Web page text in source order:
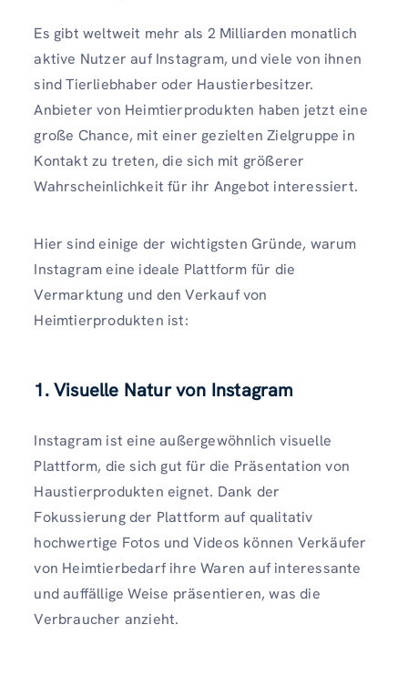
Es gibt weltweit mehr als 2 Milliarden monatlich
aktive Nutzer auf Instagram, und viele von ihnen
sind Tierliebhaber oder Haustierbesitzer.
Anbieter von Heimtierprodukten haben jetzt eine
große Chance, mit einer gezielten Zielgruppe in
Kontakt zu treten, die sich mit größerer
Wahrscheinlichkeit für ihr Angebot interessiert.
Hier sind einige der wichtigsten Gründe, warum
Instagram eine ideale Plattform für die
Vermarktung und den Verkauf von
Heimtierprodukten ist:
1. Visuelle Natur von Instagram
Instagram ist eine außergewöhnlich visuelle
Plattform, die sich gut für die Präsentation von
Haustierprodukten eignet. Dank der
Fokussierung der Plattform auf qualitativ
hochwertige Fotos und Videos können Verkäufer
von Heimtierbedarf ihre Waren auf interessante
und auffällige Weise präsentieren, was die
Verbraucher anzieht.